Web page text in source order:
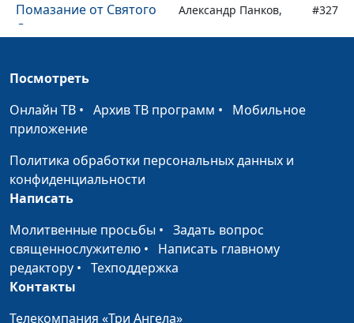
Помазание от Святого
Духа
Александр Панков,
#327
И мир проходит
Александр Панков,
Возрастание в
благодати
Александр Панков,
священнослужитель
Познали Его... и
пребываем в Нем
Оправдание греха Александр Панков,
Посмотреть
Онлайн ТВ • Архив ТВ программ • Мобильное
приложение
Политика обработки персональных данных и
конфиденциальности
Написать
Молитвенные просьбы • Задать вопрос
священнослужителю • Написать главному
редактору • Техподдержка
Контакты
Телекомпания «Три Ангела»